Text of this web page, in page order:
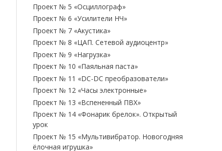
Проект № 5 «Осциллограф»
Проект № 6 «Усилители НЧ»
Проект № 7 «Акустика»
Проект № 8 «ЦАП. Сетевой аудиоцентр»
Проект № 9 «Нагрузка»
Проект № 10 «Паяльная паста»
Проект № 11 «DC-DC преобразователи»
Проект № 12 «Часы электронные»
Проект № 13 «Вспененный ПВХ»
Проект № 14 «Фонарик брелок». Открытый
урок
Проект № 15 «Мультивибратор. Новогодняя
ёлочная игрушка»